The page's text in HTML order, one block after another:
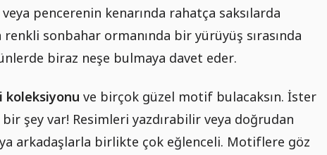
pencerenin kenarında rahatça saksılarda
sonbahar ormanında bir yürüyüş sırasında
biraz neşe bulmaya davet eder.
koleksiyonu ve birçok güzel motif bulacaksın. İster
şey var! Resimleri yazdırabilir veya doğrudan
arkadaşlarla birlikte çok eğlenceli. Motiflere göz